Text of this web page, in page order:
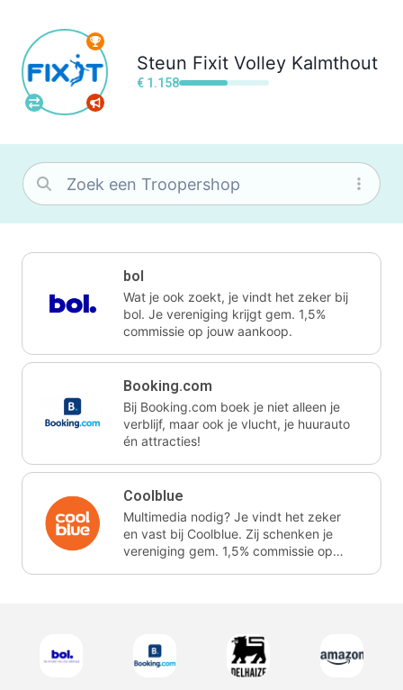
Steun Fixit Volley Kalmthout
€ 1.158
bol
Wat je ook zoekt, je vindt het zeker bij
bol. Je vereniging krijgt gem. 1,5%
commissie op jouw aankoop.
Booking.com
Bij Booking.com boek je niet alleen je
verblijf, maar ook je vlucht, je huurauto
én attracties!
Coolblue
Multimedia nodig? Je vindt het zeker
en vast bij Coolblue. Zij schenken je
vereniging gem. 1,5% commissie op